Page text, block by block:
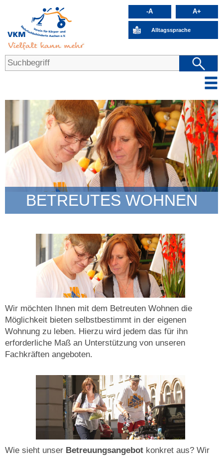
-A A+
Alltagssprache
BETREUTES WOHNEN
Wir möchten Ihnen mit dem Betreuten Wohnen die
Möglichkeit bieten selbstbestimmt in der eigenen
Wohnung zu leben. Hierzu wird jedem das für ihn
erforderliche Maß an Unterstützung von unseren
Fachkräften angeboten.
Wie sieht unser Betreuungsangebot konkret aus? Wir